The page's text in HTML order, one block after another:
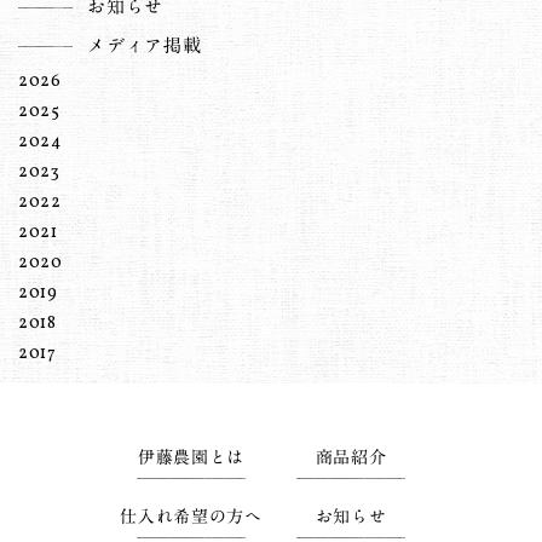
お知らせ
メディア掲載
2026
2025
2024
2023
2022
2021
2020
2019
2018
2017
伊藤農園とは 商品紹介
仕入れ希望の方へ お知らせ